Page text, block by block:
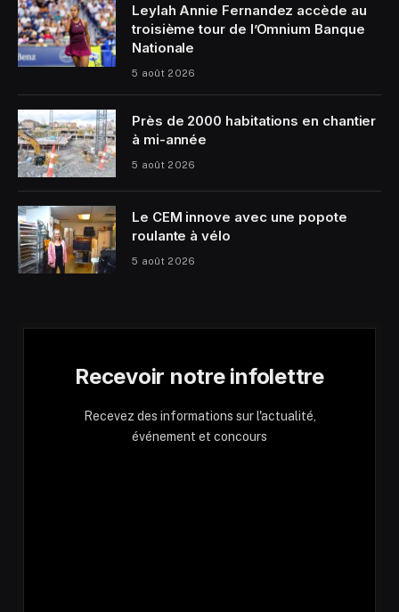
Leylah Annie Fernandez accède au
troisième tour de l’Omnium Banque
Nationale
5 août 2026
Près de 2000 habitations en chantier
à mi-année
5 août 2026
Le CEM innove avec une popote
roulante à vélo
5 août 2026
Recevoir notre infolettre
Recevez des informations sur l'actualité,
événement et concours